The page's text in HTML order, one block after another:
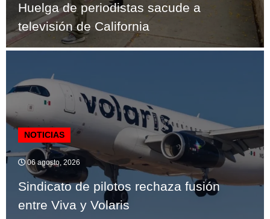
Huelga de periodistas sacude a
televisión de California
NOTICIAS
06 agosto, 2026
Sindicato de pilotos rechaza fusión
entre Viva y Volaris